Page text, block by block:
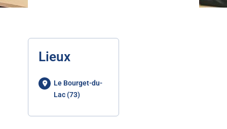
Lieux
Le Bourget-du-
Lac (73)